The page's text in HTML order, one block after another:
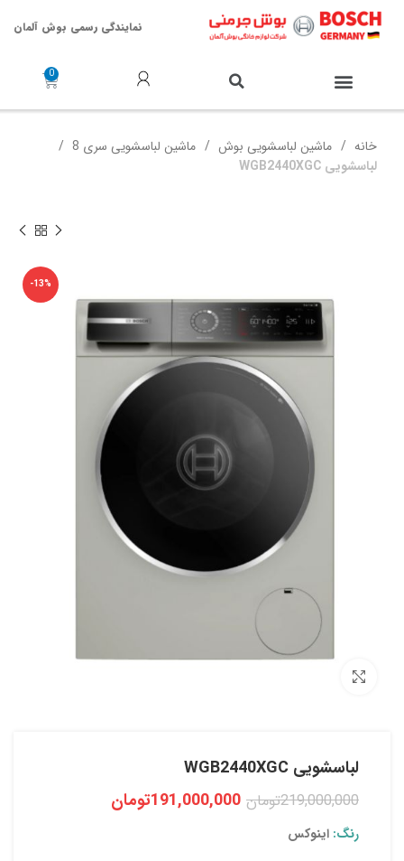
نمایندگی رسمی بوش آلمان
خانه ماشین لباسشویی بوش
ماشین لباسشویی سری 8
لباسشویی WGB2440XGC
-13%
لباسشویی WGB2440XGC
219,000,000تومان 191,000,000تومان
رنگ: اینوکس